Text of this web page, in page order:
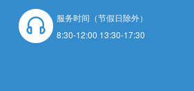
服务时间（节假日除外）
8:30-12:00 13:30-17:30